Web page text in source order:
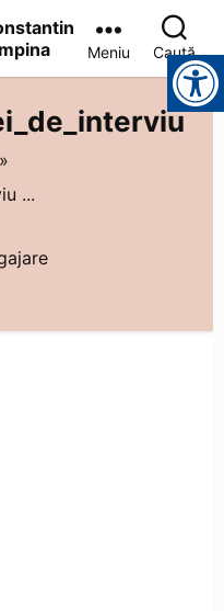
Meniu Caută
Instrumente pentru accesibilitate
...